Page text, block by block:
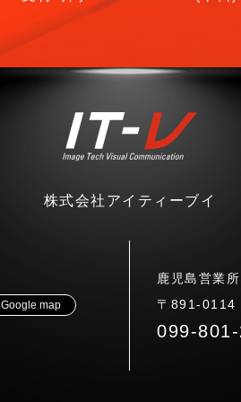
株式会社アイティーブイ
Google map
鹿児島営業所
〒891-0114
099-